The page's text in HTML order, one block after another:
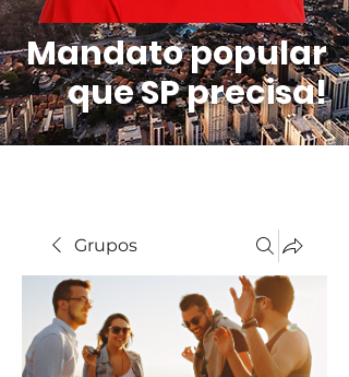
Mandato popular
que SP precisa!
Grupos